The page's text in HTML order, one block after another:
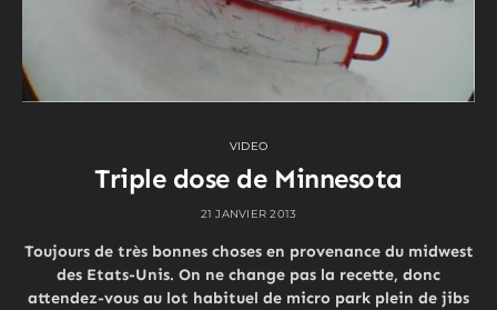
VIDEO
Triple dose de Minnesota
21 JANVIER 2013
Toujours de très bonnes choses en provenance du midwest
des Etats-Unis. On ne change pas la recette, donc
attendez-vous au lot habituel de micro park plein de jibs